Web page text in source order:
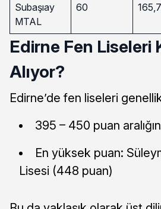
Subaşıay
MTAL
60
Edirne Fen Liseleri
Alıyor?
Edirne’de fen liseleri
395 – 450 puan
En yüksek puan:
Lisesi (448 puan)